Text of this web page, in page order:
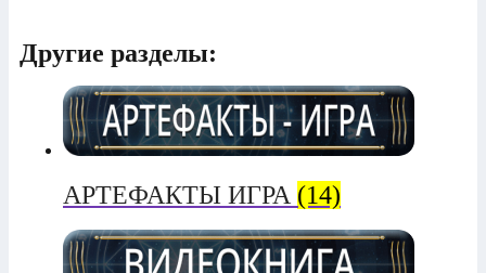
Другие разделы:
АРТЕФАКТЫ ИГРА (14)